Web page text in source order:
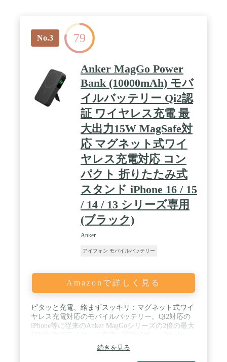
No.3 79
Anker MagGo Power
Bank (10000mAh) モバ
イルバッテリー Qi2認
証 ワイヤレス充電 最
大出力15W MagSafe対
応 マグネット式ワイ
ヤレス充電対応 コン
パクト 折りたたみ式
スタンド iPhone 16 / 15
/ 14 / 13 シリーズ専用
(ブラック)
Anker
アイフォン モバイルバッテリー
Amazonで詳しく見る
ピタッと充電、絡まずスッキリ：マグネット式ワイ
ヤレス充電対応のモバイルバッテリー。Qi2対応の
iPhone等に従来のAnker MagGoシリーズの2倍の最大
PowerIQ️搭載：Anker独自のWireless PowerIQ️を搭載
し、充電時間の短縮と放熱性の向上を実現。 / スマ
続きを見る